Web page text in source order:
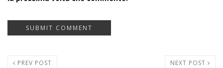
PREV POST NEXT POST